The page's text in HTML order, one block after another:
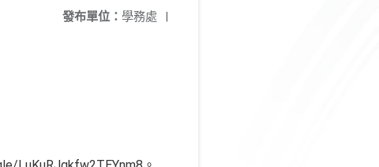
發布單位： 學務處 |